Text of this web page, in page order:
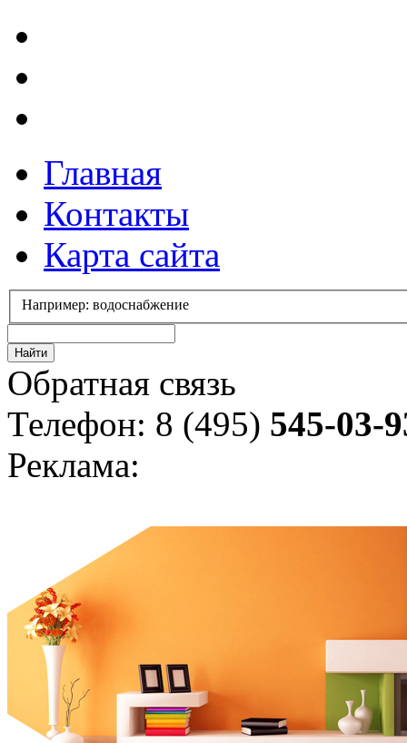
Главная
Контакты
Карта сайта
Например: водоснабжение
Обратная связь
Телефон: 8 (495) 545-03-
Реклама: